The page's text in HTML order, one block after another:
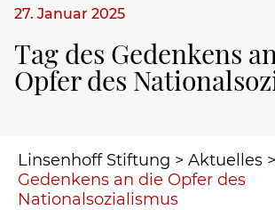
27. Januar 2025
Tag des Gedenkens
Opfer des
Linsenhoff Stiftung > Aktuelles >
Gedenkens an die Opfer des
Nationalsozialismus